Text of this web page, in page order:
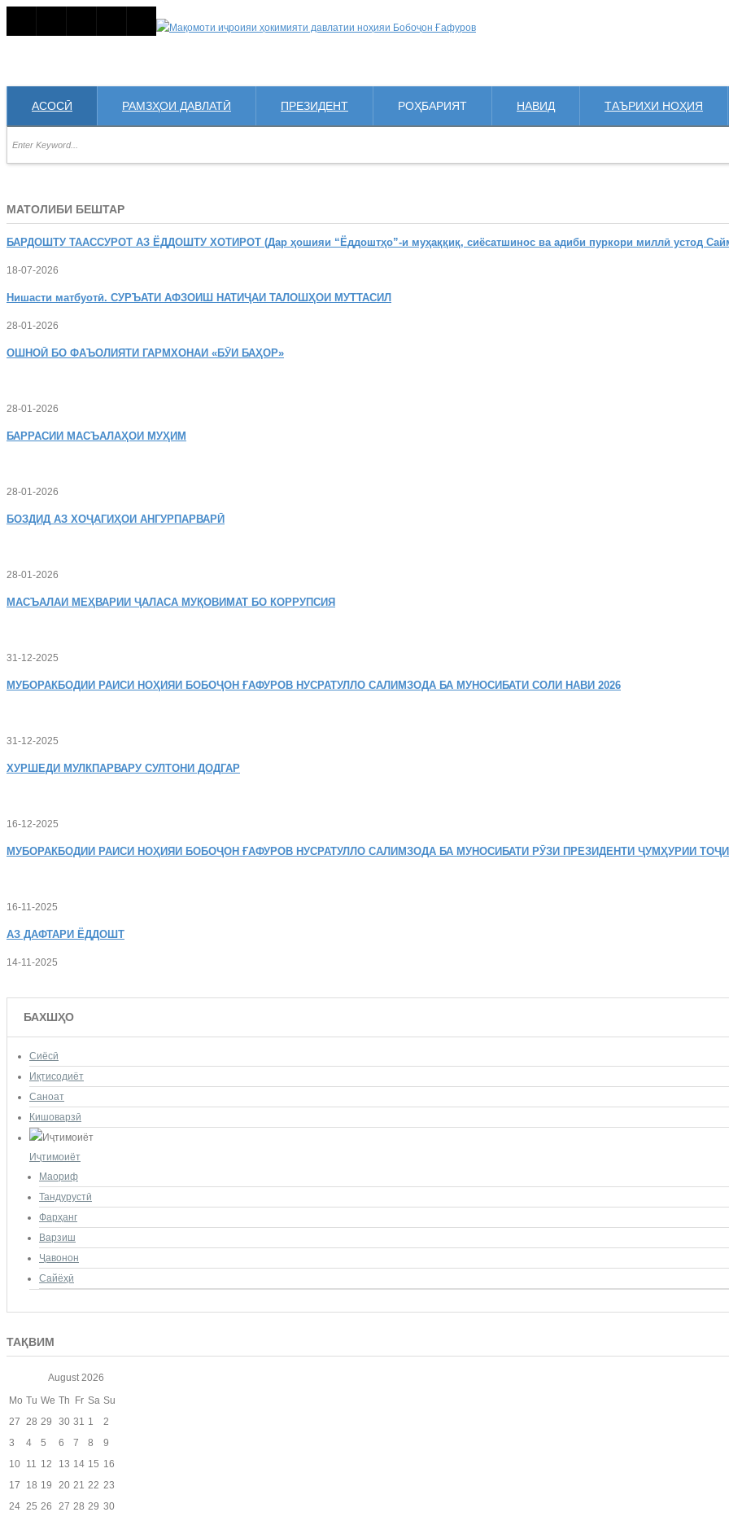
АСОСӢ РАМЗҲОИ ДАВЛАТӢ ПРЕЗИДЕНТ РОҲБАРИЯТ НАВИД ТАЪРИХИ НОҲИЯ
МАТОЛИБИ БЕШТАР
БАРДОШТУ ТААССУРОТ АЗ ЁДДОШТУ ХОТИРОТ (Дар ҳошияи “Ёддоштҳо”-и муҳаққиқ, сиёсатшинос ва адиби пуркори миллӣ устод
18-07-2026
Нишасти матбуотӣ. СУРЪАТИ АФЗОИШ НАТИҶАИ ТАЛОШҲОИ МУТТАСИЛ
28-01-2026
ОШНОӢ БО ФАЪОЛИЯТИ ГАРМХОНАИ «БӮИ БАҲОР»
28-01-2026
БАРРАСИИ МАСЪАЛАҲОИ МУҲИМ
28-01-2026
БОЗДИД АЗ ХОҶАГИҲОИ АНГУРПАРВАРӢ
28-01-2026
МАСЪАЛАИ МЕҲВАРИИ ҶАЛАСА МУҚОВИМАТ БО КОРРУПСИЯ
31-12-2025
МУБОРАКБОДИИ РАИСИ НОҲИЯИ БОБОҶОН ҒАФУРОВ НУСРАТУЛЛО САЛИМЗОДА БА МУНОСИБАТИ СОЛИ НАВИ 2026
31-12-2025
ХУРШЕДИ МУЛКПАРВАРУ СУЛТОНИ ДОДГАР
16-12-2025
МУБОРАКБОДИИ РАИСИ НОҲИЯИ БОБОҶОН ҒАФУРОВ НУСРАТУЛЛО САЛИМЗОДА БА МУНОСИБАТИ РӮЗИ ПРЕЗИДЕНТИ ҶУМҲУРИИ
16-11-2025
АЗ ДАФТАРИ ЁДДОШТ
14-11-2025
БАХШҲО
Сиёсӣ
Иқтисодиёт
Саноат
Кишоварзӣ
Иҷтимоиёт
Маориф
Тандурустӣ
Фарҳанг
Варзиш
Ҷавонон
Сайёҳӣ
ТАҚВИМ
August 2026
Mo Tu We Th Fr Sa Su
27 28 29 30 31 1
2
3
4 5 6 7 8
9
10 11 12 13 14 15 16
17
18 19 20 21 22 23
24 25 26 27 28 29 30